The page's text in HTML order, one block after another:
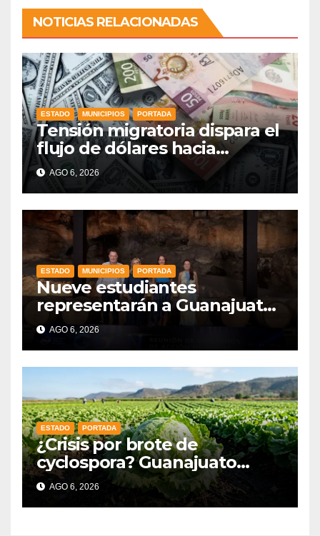
NOTICIAS RELACIONADAS
ESTADO MUNICIPIOS PORTADA
Tensión migratoria dispara el
flujo de dólares hacia
municipios de Guanajuato
AGO 6, 2026
ESTADO MUNICIPIOS PORTADA
Nueve estudiantes
representarán a Guanajuato
en la Olimpiada Mexicana de
Matemáticas 2026
AGO 6, 2026
ESTADO PORTADA
¿Crisis por brote de
cyclospora? Guanajuato
mantiene intactas sus
exportaciones
AGO 6, 2026